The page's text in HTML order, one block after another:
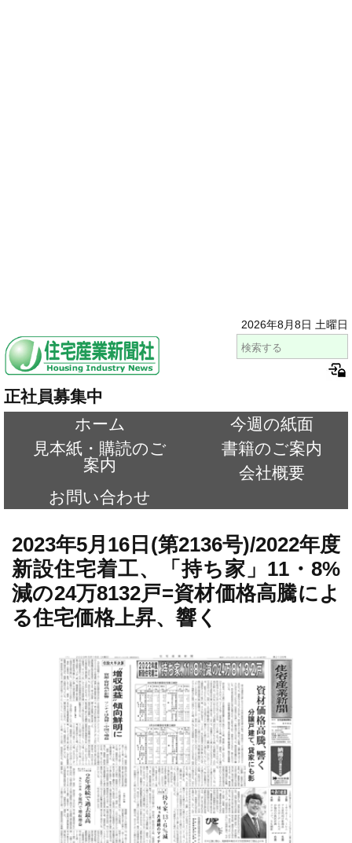
2026年8月8日 土曜日
正社員募集中
ホーム
今週の紙面
見本紙・購読のご
案内
書籍のご案内
会社概要
お問い合わせ
2023年5月16日(第2136号)/2022年度
新設住宅着工、「持ち家」11・8%
減の24万8132戸=資材価格高騰によ
る住宅価格上昇、響く